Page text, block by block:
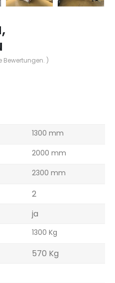
Bewertungen. )
1300 mm
2000 mm
2300 mm
2
ja
1300 Kg
570 Kg